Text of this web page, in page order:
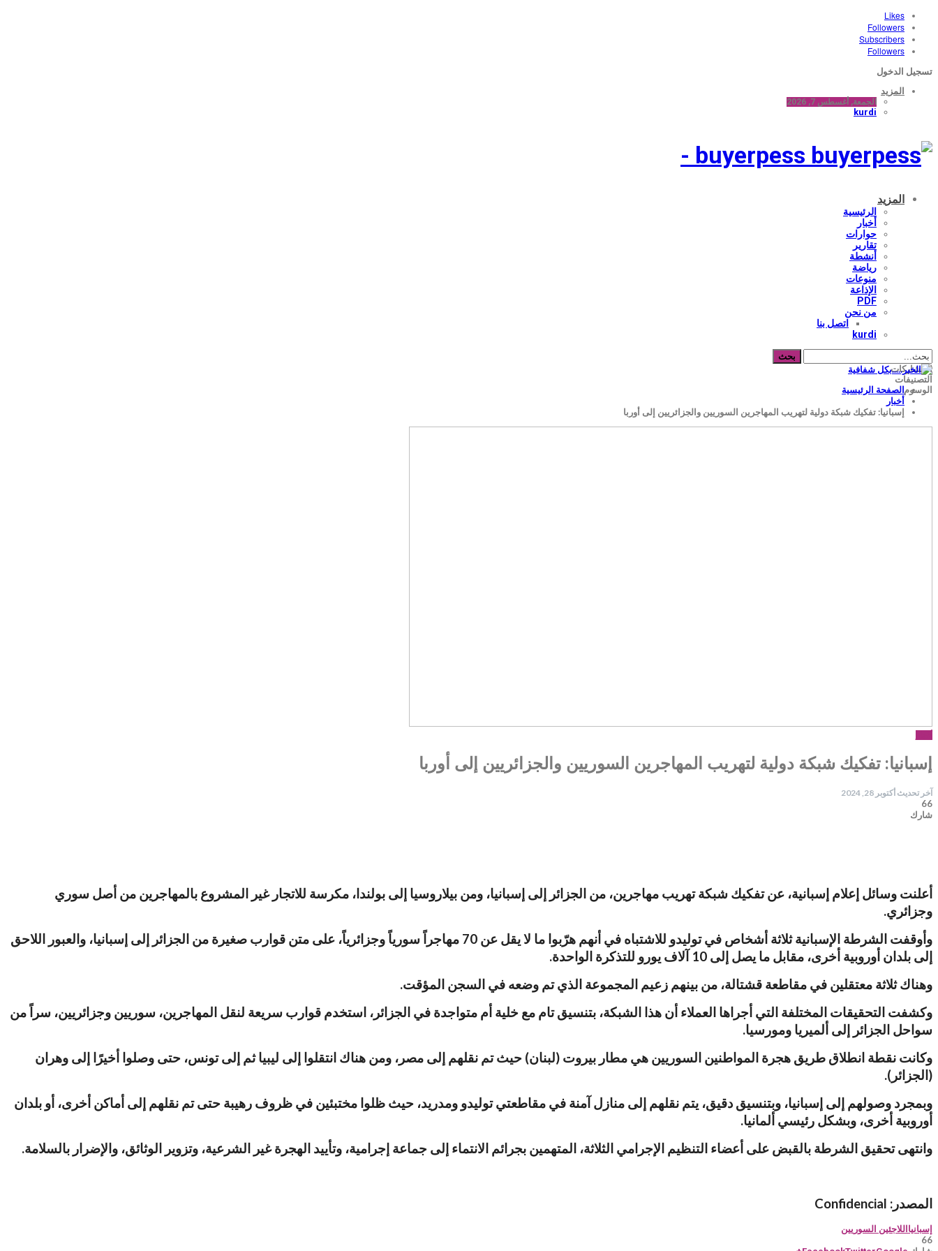
Likes
Followers
Subscribers
Followers
تسجيل الدخول
المزيد
الجمعة, أغسطس 7, 2026
kurdi
buyerpess -
المزيد
الرئيسية
أخبار
حوارات
تقارير
أنشطة
رياضة
منوعات
الإذاعة
PDF
من نحن
اتصل بنا
kurdi
المشاركات
التصنيفات
الوسومالصفحة الرئيسية
أخبار
إسبانيا: تفكيك شبكة دولية لتهريب المهاجرين السوريين والجزائريين إلى أوربا
إسبانيا: تفكيك شبكة دولية لتهريب المهاجرين السوريين والجزائريين إلى أوربا
آخر تحديث أكتوبر 28, 2024
66
شارك
أعلنت وسائل إعلام إسبانية، عن تفكيك شبكة تهريب مهاجرين، من الجزائر إلى إسبانيا، ومن بيلاروسيا إلى بولندا، مكرسة للاتجار غير المشروع بالمهاجرين من أصل سوري
وجزائري.
وأوقفت الشرطة الإسبانية ثلاثة أشخاص في توليدو للاشتباه في أنهم هرّبوا ما لا يقل عن 70 مهاجراً سورياً وجزائرياً، على متن قوارب صغيرة من الجزائر إلى إسبانيا، والعبور اللاحق
إلى بلدان أوروبية أخرى، مقابل ما يصل إلى 10 آلاف يورو للتذكرة الواحدة.
وهناك ثلاثة معتقلين في مقاطعة قشتالة، من بينهم زعيم المجموعة الذي تم وضعه في السجن المؤقت.
وكشفت التحقيقات المختلفة التي أجراها العملاء أن هذا الشبكة، بتنسيق تام مع خلية أم متواجدة في الجزائر، استخدم قوارب سريعة لنقل المهاجرين، سوريين وجزائريين، سراً من
سواحل الجزائر إلى ألميريا ومورسيا.
وكانت نقطة انطلاق طريق هجرة المواطنين السوريين هي مطار بيروت (لبنان) حيث تم نقلهم إلى مصر، ومن هناك انتقلوا إلى ليبيا ثم إلى تونس، حتى وصلوا أخيرًا إلى وهران
(الجزائر).
وبمجرد وصولهم إلى إسبانيا، وبتنسيق دقيق، يتم نقلهم إلى منازل آمنة في مقاطعتي توليدو ومدريد، حيث ظلوا مختبئين في ظروف رهيبة حتى تم نقلهم إلى أماكن أخرى، أو بلدان
أوروبية أخرى، وبشكل رئيسي ألمانيا.
وانتهى تحقيق الشرطة بالقبض على أعضاء التنظيم الإجرامي الثلاثة، المتهمين بجرائم الانتماء إلى جماعة إجرامية، وتأييد الهجرة غير الشرعية، وتزوير الوثائق، والإضرار بالسلامة.
المصدر: Confidencial
إسبانيا اللاجئين السوريين
66